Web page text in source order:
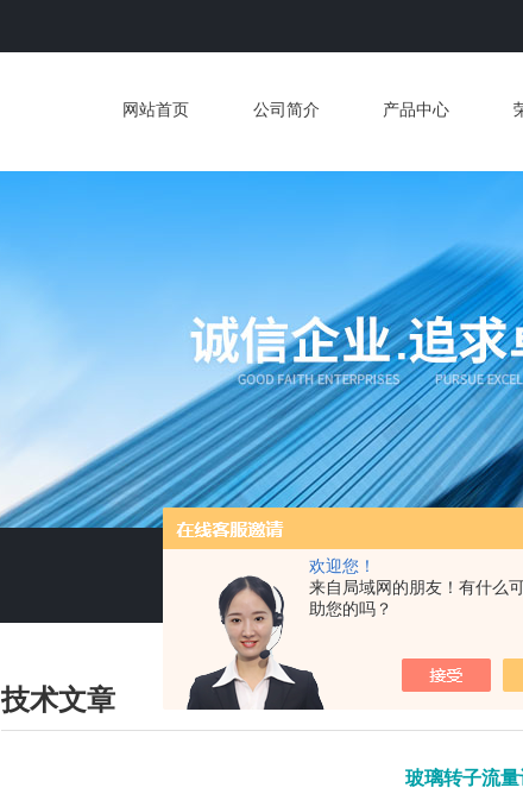
欢迎您！
来自局域网的朋友！有什么
助您的吗？
网站首页 公司简介 产品中心
技术文章
玻璃转子流